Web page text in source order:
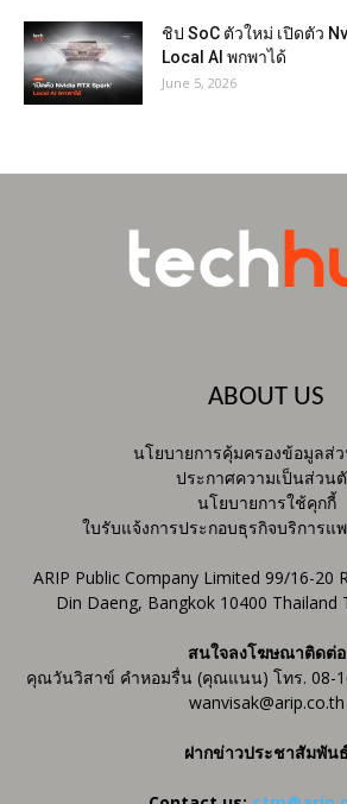
ชิป SoC ตัวใหม่ เปิดตัว
Local AI พกพาได้
June 5, 2026
ABOUT US
นโยบายการคุ้มครองข้อมูลส่
ประกาศความเป็นส่วน
นโยบายการใช้คุกกี้
ใบรับแจ้งการประกอบธุรกิจบริการแ
ARIP Public Company Limited 99/16-20
Din Daeng, Bangkok 10400 Thailand
สนใจลงโฆษณาติดต่อ
คุณวันวิสาข์ คำหอมรื่น (คุณแนน) โทร. 08-
wanvisak@arip.co.th
ฝากข่าวประชาสัมพัน